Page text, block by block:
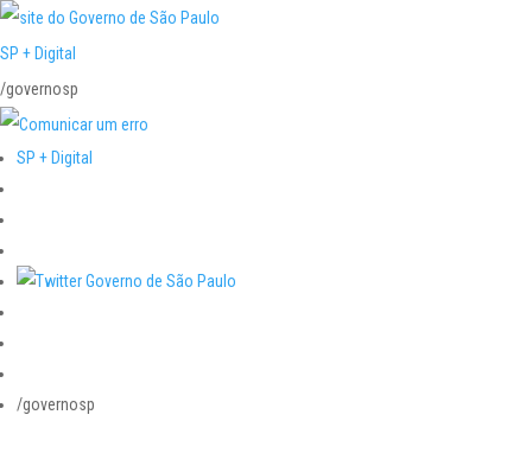
SP + Digital
/governosp
SP + Digital
/governosp